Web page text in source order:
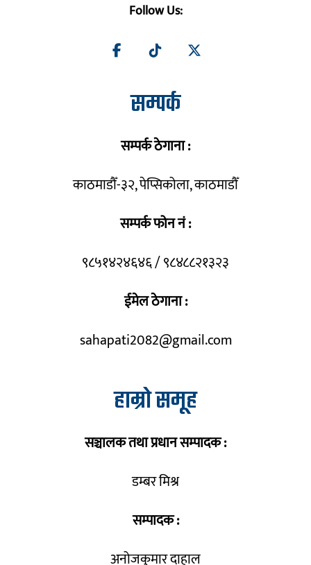
Follow Us:
सम्पर्क
सम्पर्क ठेगाना :
काठमाडौँ-३२, पेप्सिकोला, काठमाडौँ
सम्पर्क फोन नं :
९८५१४२४६४६ / ९८४८८२१३२३
ईमेल ठेगाना :
sahapati2082@gmail.com
हाम्रो समूह
सञ्चालक तथा प्रधान सम्पादक :
डम्बर मिश्र
सम्पादक :
अनोजकुमार दाहाल